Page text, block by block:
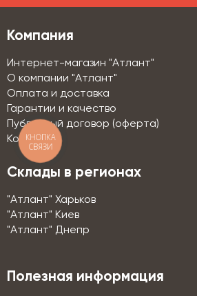
Компания
Интернет-магазин "Атлант"
О компании "Атлант"
Оплата и доставка
Гарантии и качество
Публичный договор (оферта)
Контакты
Склады в регионах
"Атлант" Харьков
"Атлант" Киев
"Атлант" Днепр
Полезная информация
КНОПКА
СВЯЗИ